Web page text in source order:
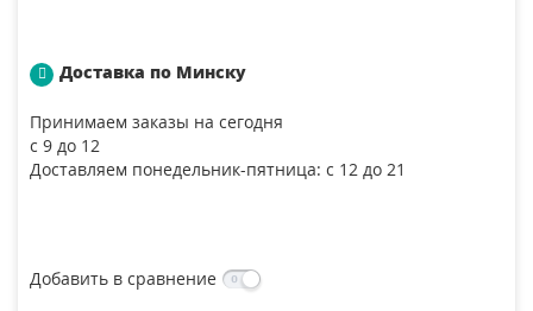
Доставка по Минску
Принимаем заказы на сегодня
с 9 до 12
Доставляем понедельник-пятница: с 12 до 21
Добавить в сравнение